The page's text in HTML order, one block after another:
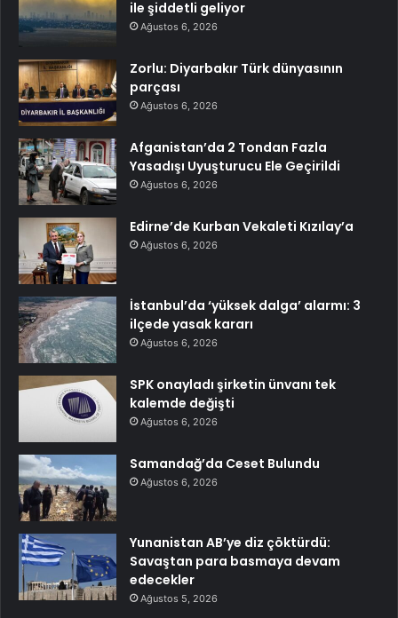
ile şiddetli geliyor
Ağustos 6, 2026
Zorlu: Diyarbakır Türk dünyasının
parçası
Ağustos 6, 2026
Afganistan’da 2 Tondan Fazla
Yasadışı Uyuşturucu Ele Geçirildi
Ağustos 6, 2026
Edirne’de Kurban Vekaleti Kızılay’a
Ağustos 6, 2026
İstanbul’da ‘yüksek dalga’ alarmı: 3
ilçede yasak kararı
Ağustos 6, 2026
SPK onayladı şirketin ünvanı tek
kalemde değişti
Ağustos 6, 2026
Samandağ’da Ceset Bulundu
Ağustos 6, 2026
Yunanistan AB’ye diz çöktürdü:
Savaştan para basmaya devam
edecekler
Ağustos 5, 2026